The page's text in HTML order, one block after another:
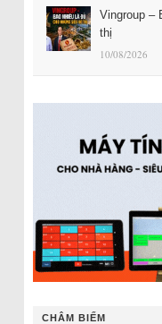
Vingroup –
thị
10/08/2026
CHÂM BIẾM